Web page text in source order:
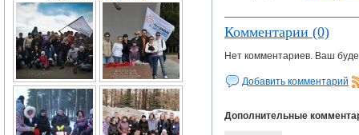
Комментарии (0)
Нет комментариев. Ваш
Добавить комментарий
Дополнительные